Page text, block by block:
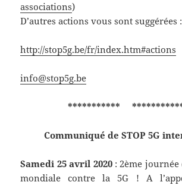
associations)
D’autres actions vous sont suggérées :
http://stop5g.be/fr/index.htm#actions
info@stop5g.be
***********
Communiqué de STOP 5G
Samedi 25 avril 2020: 2ème journée
mondiale contre la 5G ! A